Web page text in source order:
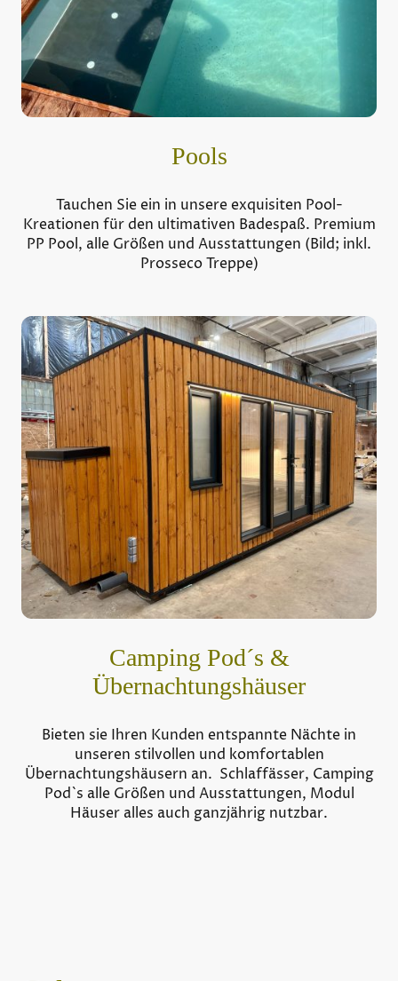
Pools
Tauchen Sie ein in unsere exquisiten Pool-
Kreationen für den ultimativen Badespaß. Premium
PP Pool, alle Größen und Ausstattungen (Bild; inkl.
Prosseco Treppe)
Camping Pod´s &
Übernachtungshäuser
Bieten sie Ihren Kunden entspannte Nächte in
unseren stilvollen und komfortablen
Übernachtungshäusern an. Schlaffässer, Camping
Pod`s alle Größen und Ausstattungen, Modul
Häuser alles auch ganzjährig nutzbar.